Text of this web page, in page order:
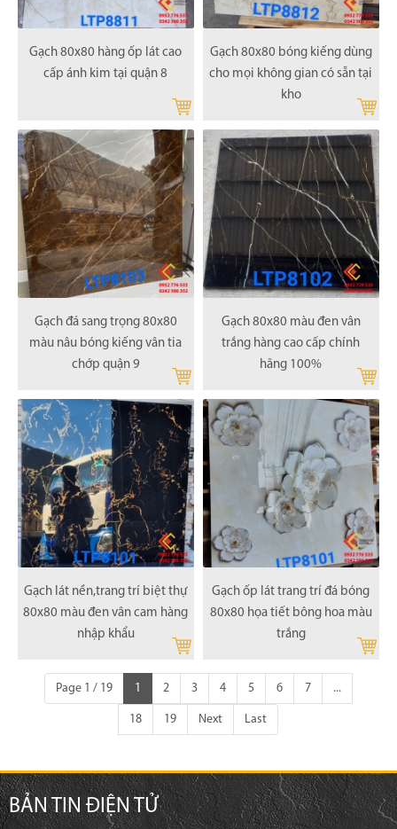
Gạch 80x80 hàng ốp lát cao
cấp ánh kim tại quận 8
Gạch 80x80 bóng kiếng dùng
cho mọi không gian có sẵn tại
kho
Gạch đá sang trọng 80x80
màu nâu bóng kiếng vân tia
chớp quận 9
Gạch 80x80 màu đen vân
trắng hàng cao cấp chính
hãng 100%
Gạch lát nền,trang trí biệt thự
80x80 màu đen vân cam hàng
nhập khẩu
Gạch ốp lát trang trí đá bóng
80x80 họa tiết bông hoa màu
trắng
Page 1 / 19 1 2 3 4 5 6 7 ...
18 19 Next Last
BẢN TIN ĐIỆN TỬ